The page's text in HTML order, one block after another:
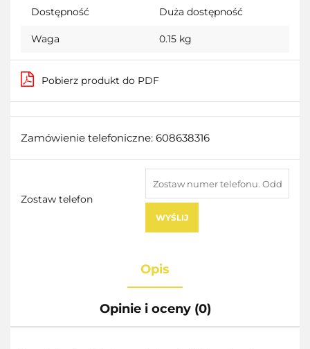
Dostępność Duża dostępność
Waga 0.15 kg
Pobierz produkt do PDF
Zamówienie telefoniczne: 608638316
Zostaw telefon
WYŚLIJ
Opis
Opinie i oceny (0)